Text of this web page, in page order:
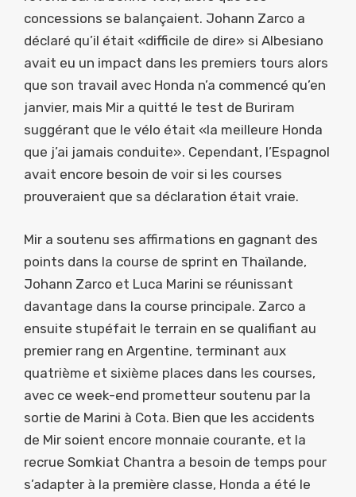
concessions se balançaient. Johann Zarco a
déclaré qu’il était «difficile de dire» si Albesiano
avait eu un impact dans les premiers tours alors
que son travail avec Honda n’a commencé qu’en
janvier, mais Mir a quitté le test de Buriram
suggérant que le vélo était «la meilleure Honda
que j’ai jamais conduite». Cependant, l’Espagnol
avait encore besoin de voir si les courses
prouveraient que sa déclaration était vraie.
Mir a soutenu ses affirmations en gagnant des
points dans la course de sprint en Thaïlande,
Johann Zarco et Luca Marini se réunissant
davantage dans la course principale. Zarco a
ensuite stupéfait le terrain en se qualifiant au
premier rang en Argentine, terminant aux
quatrième et sixième places dans les courses,
avec ce week-end prometteur soutenu par la
sortie de Marini à Cota. Bien que les accidents
de Mir soient encore monnaie courante, et la
recrue Somkiat Chantra a besoin de temps pour
s’adapter à la première classe, Honda a été le